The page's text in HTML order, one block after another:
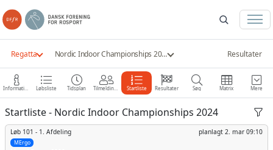
Regatta Nordic Indoor Championships 2024 Resultater
Information Løbsliste Tidsplan Tilmeldinger Startliste Resultater Søg Matrix Mere
Startliste - Nordic Indoor Championships 2024
Løb 101 - 1. Afdeling planlagt 2. mar 09:10
MErgo